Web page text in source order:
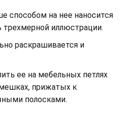
способом на нее наносится
трехмерной иллюстрации.
раскрашивается и
ее на мебельных петлях
прижатых к
полосками.